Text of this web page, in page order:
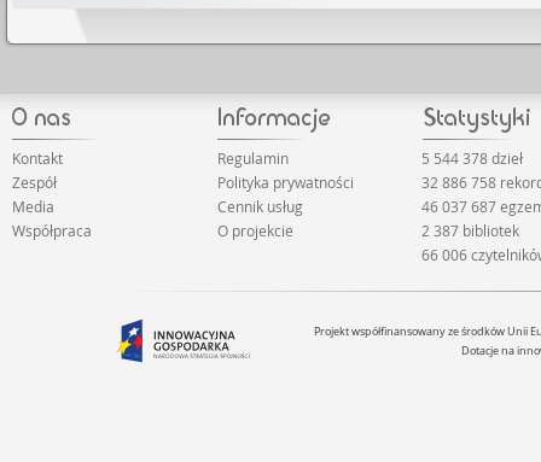
Kontakt
Zespół
Media
Współpraca
Regulamin
Polityka prywatności
Cennik usług
O projekcie
5 544 378 dzieł
32 886 758
46 037 687
2 387 bibliotek
66 006
Projekt współfinansowany ze środków Unii
Dotacje na